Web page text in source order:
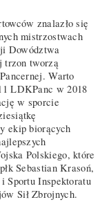
znalazło się
mistrzostwach
Dowództwa
trzon tworzą
Warto
LDKPanc w 2018
w sporcie
ekip biorących
Polskiego, które
Sebastian Krasoń,
Sportu Inspektoratu
Sił Zbrojnych.